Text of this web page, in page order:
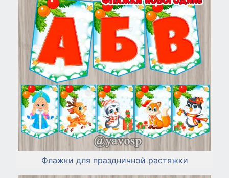
Флажки для праздничной растяжки